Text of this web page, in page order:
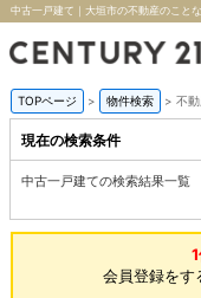
中古一戸建て｜大垣市の不動産のこと
TOPページ > 物件検索 > 不
現在の検索条件
中古一戸建ての検索結果一覧
会員登録をす